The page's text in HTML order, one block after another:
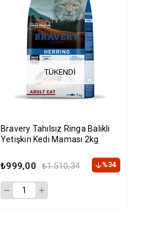
TÜKENDI
Bravery Tahılsız Ringa Balıklı
Yetişkin Kedi Maması 2kg
₺999,00 ₺1.510,34 %34